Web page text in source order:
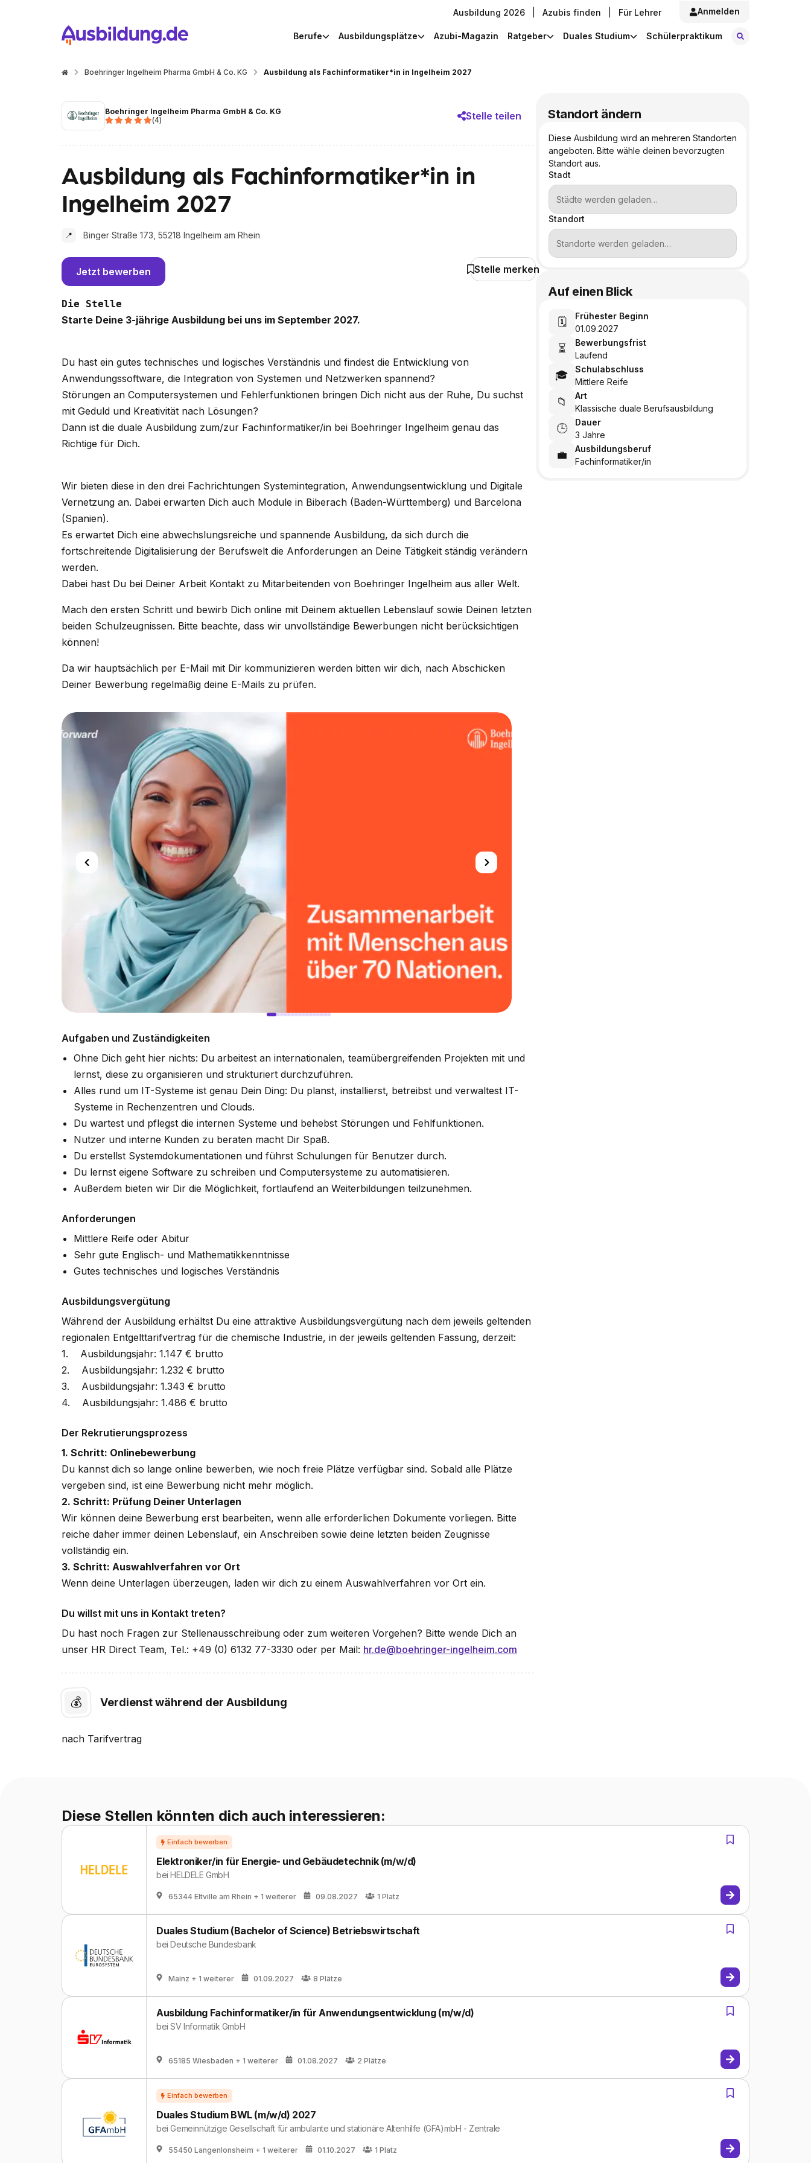
Ausbildung 2026 Azubis finden Für Lehrer Anmelden
Berufe Ausbildungsplätze Azubi-Magazin Ratgeber Duales Studium Schülerpraktikum
Boehringer Ingelheim Pharma GmbH & Co. KG Ausbildung als Fachinformatiker*in in Ingelheim 2027
Boehringer Ingelheim Pharma GmbH & Co. KG
(4) Stelle teilen
Ausbildung als Fachinformatiker*in in
Ingelheim 2027
📍 Binger Straße 173, 55218 Ingelheim am Rhein
Jetzt bewerben Stelle merken
Starte Deine 3-jährige Ausbildung bei uns im September 2027.
Du hast ein gutes technisches und logisches Verständnis und findest die Entwicklung von
Anwendungssoftware, die Integration von Systemen und Netzwerken spannend?
Störungen an Computersystemen und Fehlerfunktionen bringen Dich nicht aus der Ruhe, Du suchst
mit Geduld und Kreativität nach Lösungen?
Dann ist die duale Ausbildung zum/zur Fachinformatiker/in bei Boehringer Ingelheim genau das
Richtige für Dich.
Wir bieten diese in den drei Fachrichtungen Systemintegration, Anwendungsentwicklung und Digitale
Vernetzung an. Dabei erwarten Dich auch Module in Biberach (Baden-Württemberg) und Barcelona
(Spanien).
Es erwartet Dich eine abwechslungsreiche und spannende Ausbildung, da sich durch die
fortschreitende Digitalisierung der Berufswelt die Anforderungen an Deine Tätigkeit ständig verändern
werden.
Dabei hast Du bei Deiner Arbeit Kontakt zu Mitarbeitenden von Boehringer Ingelheim aus aller Welt.
Mach den ersten Schritt und bewirb Dich online mit Deinem aktuellen Lebenslauf sowie Deinen letzten
beiden Schulzeugnissen. Bitte beachte, dass wir unvollständige Bewerbungen nicht berücksichtigen
können!
Da wir hauptsächlich per E-Mail mit Dir kommunizieren werden bitten wir dich, nach Abschicken
Deiner Bewerbung regelmäßig deine E-Mails zu prüfen.
Aufgaben und Zuständigkeiten
Ohne Dich geht hier nichts: Du arbeitest an internationalen, teamübergreifenden Projekten mit und
lernst, diese zu organisieren und strukturiert durchzuführen.
Alles rund um IT-Systeme ist genau Dein Ding: Du planst, installierst, betreibst und verwaltest IT-
Systeme in Rechenzentren und Clouds.
Du wartest und pflegst die internen Systeme und behebst Störungen und Fehlfunktionen.
Nutzer und interne Kunden zu beraten macht Dir Spaß.
Du erstellst Systemdokumentationen und führst Schulungen für Benutzer durch.
Du lernst eigene Software zu schreiben und Computersysteme zu automatisieren.
Außerdem bieten wir Dir die Möglichkeit, fortlaufend an Weiterbildungen teilzunehmen.
Anforderungen
Mittlere Reife oder Abitur
Sehr gute Englisch- und Mathematikkenntnisse
Gutes technisches und logisches Verständnis
Ausbildungsvergütung
Während der Ausbildung erhältst Du eine attraktive Ausbildungsvergütung nach dem jeweils geltenden
regionalen Entgelttarifvertrag für die chemische Industrie, in der jeweils geltenden Fassung, derzeit:
1. Ausbildungsjahr: 1.147 € brutto
2. Ausbildungsjahr: 1.232 € brutto
3. Ausbildungsjahr: 1.343 € brutto
4. Ausbildungsjahr: 1.486 € brutto
Der Rekrutierungsprozess
1. Schritt: Onlinebewerbung
Du kannst dich so lange online bewerben, wie noch freie Plätze verfügbar sind. Sobald alle Plätze
vergeben sind, ist eine Bewerbung nicht mehr möglich.
2. Schritt: Prüfung Deiner Unterlagen
Wir können deine Bewerbung erst bearbeiten, wenn alle erforderlichen Dokumente vorliegen. Bitte
reiche daher immer deinen Lebenslauf, ein Anschreiben sowie deine letzten beiden Zeugnisse
vollständig ein.
3. Schritt: Auswahlverfahren vor Ort
Wenn deine Unterlagen überzeugen, laden wir dich zu einem Auswahlverfahren vor Ort ein.
Du willst mit uns in Kontakt treten?
Du hast noch Fragen zur Stellenausschreibung oder zum weiteren Vorgehen? Bitte wende Dich an
unser HR Direct Team, Tel.: +49 (0) 6132 77-3330 oder per Mail: hr.de@boehringer-ingelheim.com
💰 Verdienst während der Ausbildung
nach Tarifvertrag
Standort ändern
Diese Ausbildung wird an mehreren Standorten
angeboten. Bitte wähle deinen bevorzugten
Standort aus.
Stadt
Standort
Auf einen Blick
🗓️
Frühester Beginn
01.09.2027
⏳
Bewerbungsfrist
Laufend
🎓
Schulabschluss
Mittlere Reife
📁
Art
Klassische duale Berufsausbildung
🕒
Dauer
3 Jahre
💼
Ausbildungsberuf
Fachinformatiker/in
Diese Stellen könnten dich auch interessieren:
Elektroniker/in für Energie- und Gebäudetechnik (m/w/d)
beiHELDELE GmbH
65344 Eltville am Rhein + 1 weiterer 09.08.2027 1 Platz
Duales Studium (Bachelor of Science) Betriebswirtschaft
beiDeutsche Bundesbank
Mainz + 1 weiterer 01.09.2027 8 Plätze
Ausbildung Fachinformatiker/in für Anwendungsentwicklung (m/w/d)
beiSV Informatik GmbH
65185 Wiesbaden + 1 weiterer 01.08.2027 2 Plätze
Duales Studium BWL (m/w/d) 2027
beiGemeinnützige Gesellschaft für ambulante und stationäre Altenhilfe (GFA)mbH - Zentrale
55450 Langenlonsheim + 1 weiterer 01.10.2027 1 Platz